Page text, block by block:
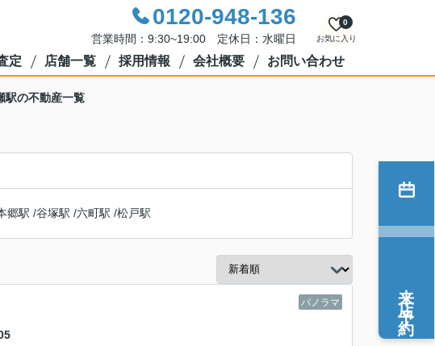
0120-948-136
営業時間：9:30~19:00 定休日：水曜日 お気に入り
0
定 店舗一覧 採用情報 会社概要 お問い合わせ
駅の不動産一覧
郷駅 /谷塚駅 /六町駅 /松戸駅
パノラマ 来店予約